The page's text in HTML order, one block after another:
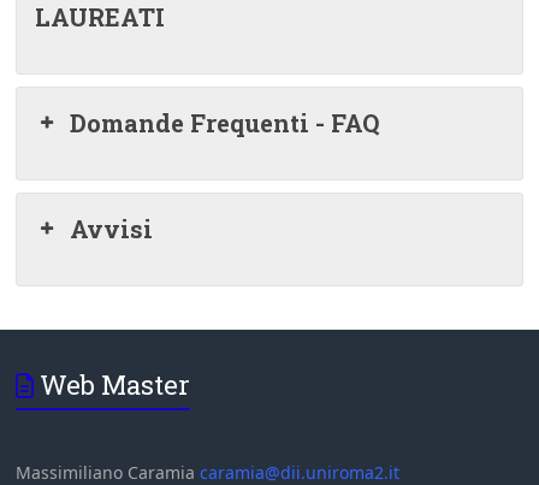
LAUREATI
Domande Frequenti - FAQ
Avvisi
Web Master
Massimiliano Caramiacaramia@dii.uniroma2.it